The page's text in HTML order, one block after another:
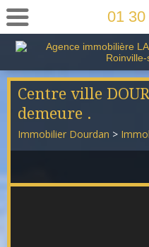
01
Centre ville
demeure .
Immobilier Dourdan >